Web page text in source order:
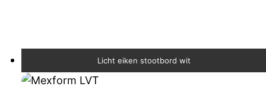
Licht eiken stootbord wit